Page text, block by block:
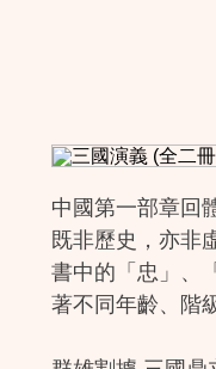
中國第一部章回
既非歷史，亦非
書中的「忠」、
著不同年齡、階